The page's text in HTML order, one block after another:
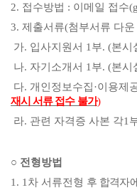
2. 접수방법 : 이메일 접수
3. 제출서류(첨부서류 다
가. 입사지원서 1 부. (본시
나. 자기소개서 1 부. (본시
다. 개인정보수집·이용제
재시 서류 접수 불가)
라. 관련 자격증 사본 각1
○ 전형방법
1. 1 차 서류전형 후 합격자